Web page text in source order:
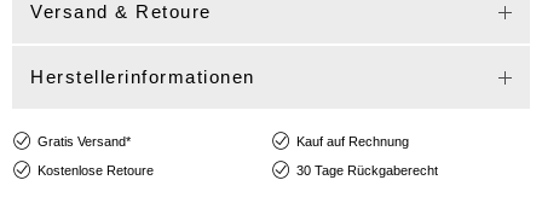
Versand & Retoure
Herstellerinformationen
Gratis Versand*
Kauf auf Rechnung
Kostenlose Retoure
30 Tage Rückgaberecht